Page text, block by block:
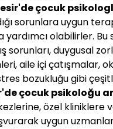
'de çocuk
sorunlara uygun
yardımcı olabilirler. Bu
sorunları, duygusal
aile içi çatışmalar,
bozukluğu gibi
'de çocuk psikoloğu
özel kliniklere
uygun